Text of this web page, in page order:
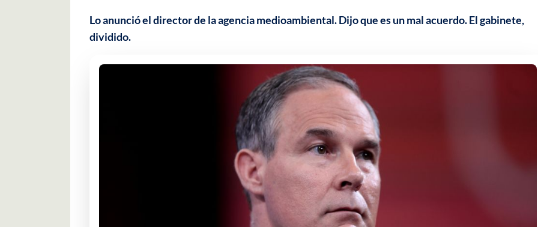
Lo anunció el director de la agencia medioambiental. Dijo que es un mal acuerdo. El gabinete,
dividido.